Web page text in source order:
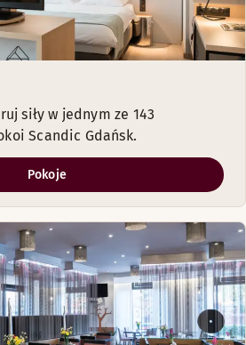
siły w jednym ze 143
Scandic Gdańsk.
Pokoje